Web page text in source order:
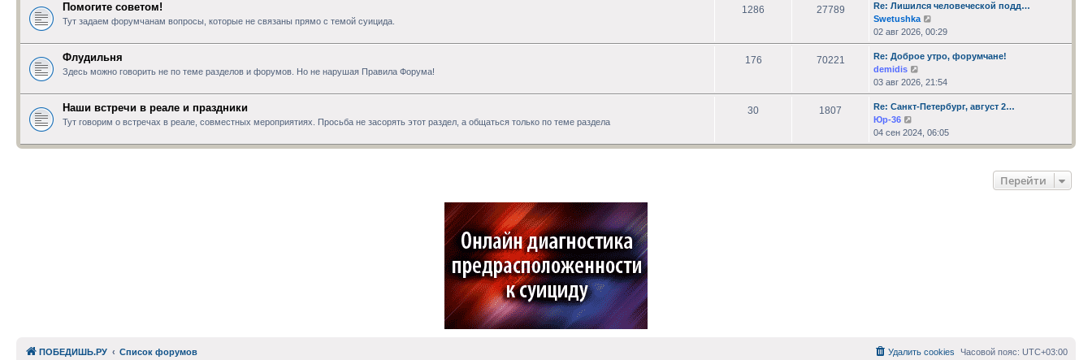
сообщению
Помогите советом!
Тут задаем форумчанам вопросы, которые не связаны прямо с темой суицида.
1286 27789
Re: Лишился человеческой подд…
Swetushka
к
последнему
сообщению
02 авг 2026, 00:29
Флудильня
Здесь можно говорить не по теме разделов и форумов. Но не нарушая Правила Форума!
176 70221
Re: Доброе утро, форумчане!
demidis
к
последнему
сообщению
03 авг 2026, 21:54
Наши встречи в реале и праздники
Тут говорим о встречах в реале, совместных мероприятиях. Просьба не засорять этот раздел, а общаться только по теме раздела
30 1807
Re: Санкт-Петербург, август 2…
Юр-36
к
последнему
04 сен 2024, 06:05
Перейти
ПОБЕДИШЬ.РУ Список форумов Часовой пояс: UTC+03:00
Удалить cookies